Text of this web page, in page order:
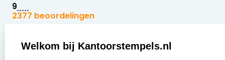
9
2377 beoordelingen
Zakelijk: Klantenservice:
Welkom bij Kantoorstempels.nl